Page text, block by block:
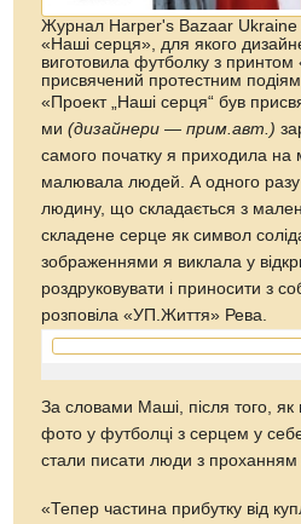
Журнал Harper's Bazaar Ukraine
«Наші серця», для якого
виготовила футболку з принтом
присвячений протестним подіям
«Проект „Наші серця“ був
ми(дизайнери — прим.авт.)
самого початку я приходила на
малювала людей. А одного
людину, що складається з
складене серце як символ
зображеннями я виклала у
роздруковувати і приносити з
розповіла «УП.Життя» Рева.
За словами Маші, після того, як
фото у футболці з серцем у
стали писати люди з проханням
«Тепер частина прибутку від